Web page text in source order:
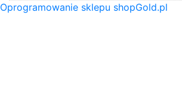
Oprogramowanie sklepu shopGold.pl